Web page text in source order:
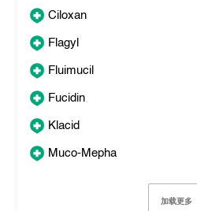
Ciloxan
Flagyl
Fluimucil
Fucidin
Klacid
Muco-Mepha
加载更多